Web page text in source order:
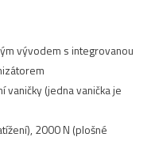
vývodem s integrovanou
vaničky (jedna vanička je
2000 N (plošné